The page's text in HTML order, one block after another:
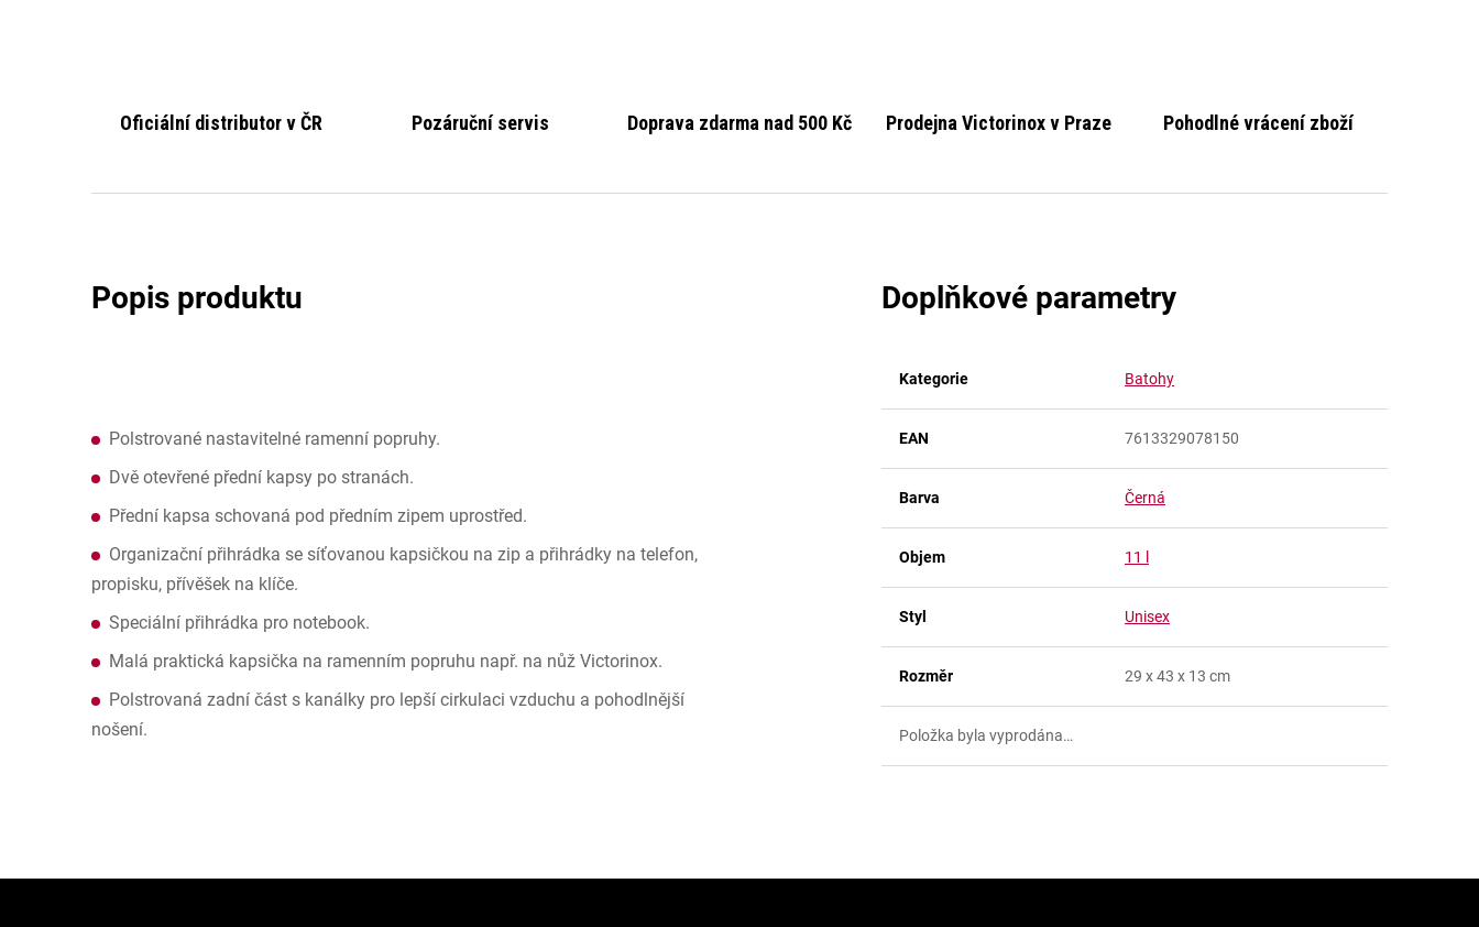
Oficiální distributor v ČR Pozáruční servis Doprava zdarma nad 500 Kč Prodejna Victorinox v Praze Pohodlné vrácení zboží
Polstrované nastavitelné ramenní popruhy.
Dvě otevřené přední kapsy po stranách.
Přední kapsa schovaná pod předním zipem uprostřed.
Organizační přihrádka se síťovanou kapsičkou na zip a přihrádky na telefon,
propisku, přívěšek na klíče.
Speciální přihrádka pro notebook.
Malá praktická kapsička na ramenním popruhu např. na nůž Victorinox.
Polstrovaná zadní část s kanálky pro lepší cirkulaci vzduchu a pohodlnější
nošení.
Doplňkové parametry
Kategorie Batohy
EAN 7613329078150
Barva Černá
Objem 11 l
Styl Unisex
Rozměr 29 x 43 x 13 cm
Položka byla vyprodána…